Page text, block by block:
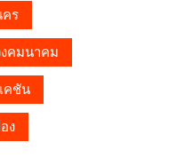
คร
คมนาคม
คชัน
ง